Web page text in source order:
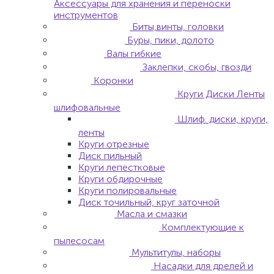
Аксессуары для хранения и переноски
инструментов
Биты,винты, головки
Буры, пики, долото
Валы гибкие
Заклепки, скобы, гвозди
Коронки
Круги Диски Ленты
шлифовальные
Шлиф. диски, круги,
ленты
Круги отрезные
Диск пильный
Круги лепестковые
Круги обдирочные
Круги полировальные
Диск точильный, круг заточной
Масла и смазки
Комплектующие к
пылесосам
Мультитулы, наборы
Насадки для дрелей и